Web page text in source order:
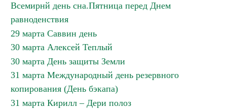
Всемирнй день сна.Пятница перед Днем
равноденствия
29 марта Саввин день
30 марта Алексей Теплый
30 марта День защиты Земли
31 марта Международный день резервного
копирования (День бэкапа)
31 марта Кирилл – Дери полоз